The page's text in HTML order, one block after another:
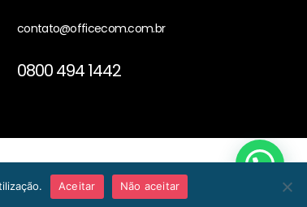
contato@officecom.com.br
0800 494 1442
31.996.675/0001-66
Aceitar Não aceitar